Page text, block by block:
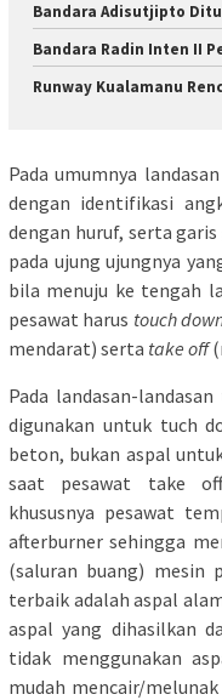
Bandara Adisutjipto
Bandara Radin Inten II
Runway Kualamanu
Pada umumnya
dengan identifikasi
dengan huruf, serta
pada ujung ujungnya
bila menuju ke tengah
pesawat harus touch
mendarat) serta take off
Pada landasan-
digunakan untuk tuch
beton, bukan aspal
saat pesawat take
khususnya pesawat
afterburner sehingga
(saluran buang) mesin
terbaik adalah aspal
aspal yang dihasilkan
tidak menggunakan
mudah mencair/